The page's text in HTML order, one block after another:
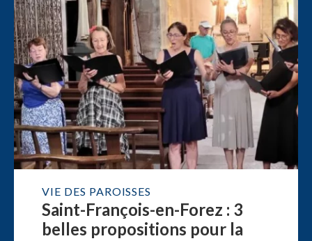
VIE DES PAROISSES
Saint-François-en-Forez : 3
belles propositions pour la